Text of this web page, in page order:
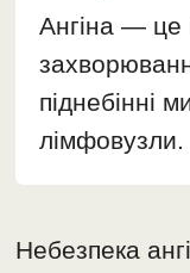
Ангіна — це
піднебінні
лімфовузли.
Небезпека